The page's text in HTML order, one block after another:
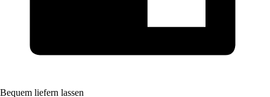
Bequem liefern lassen